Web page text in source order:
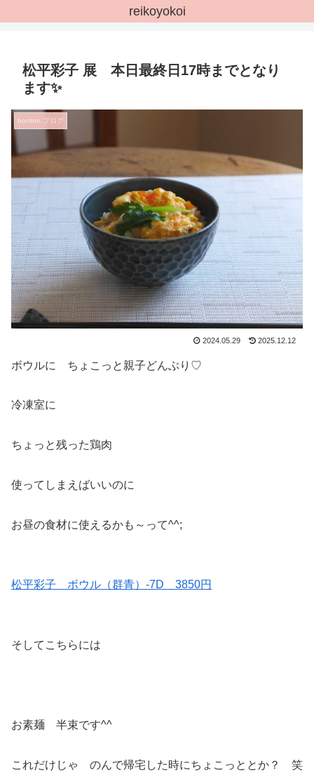
reikoyokoi
松平彩子 展 本日最終日17時までとなり
ます✨
bonton.ブログ
2024.05.29 2025.12.12
ボウルに ちょこっと親子どんぶり♡
冷凍室に
ちょっと残った鶏肉
使ってしまえばいいのに
お昼の食材に使えるかも～って^^;
松平彩子 ボウル（群青）-7D 3850円
そしてこちらには
お素麺 半束です^^
これだけじゃ のんで帰宅した時にちょこっととか？ 笑